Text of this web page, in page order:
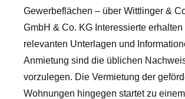
Gewerbeflächen – über Wittlinger &
GmbH & Co. KG Interessierte
relevanten Unterlagen und
Anmietung sind die üblichen
vorzulegen. Die Vermietung der
Wohnungen hingegen startet zu